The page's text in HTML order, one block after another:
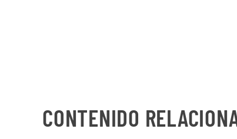
CONTENIDO